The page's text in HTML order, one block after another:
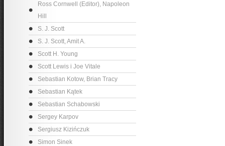
Ross Cornwell (Editor), Napoleon
Hill
S. J. Scott
S. J. Scott, Amit A.
Scott H. Young
Scott Lewis i Joe Vitale
Sebastian Kotow, Brian Tracy
Sebastian Kątek
Sebastian Schabowski
Sergey Karpov
Sergiusz Kizińczuk
Simon Sinek